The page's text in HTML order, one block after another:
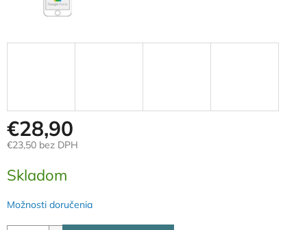
€28,90
€23,50 bez DPH
cena:
Skladom
Možnosti doručenia